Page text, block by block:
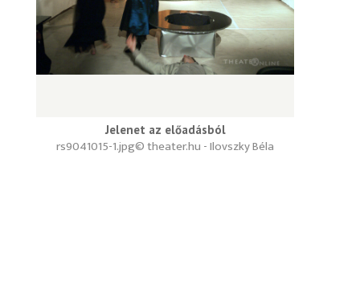
Jelenet az előadásból
© theater.hu - Ilovszky Béla
rs9041015-1.jpg